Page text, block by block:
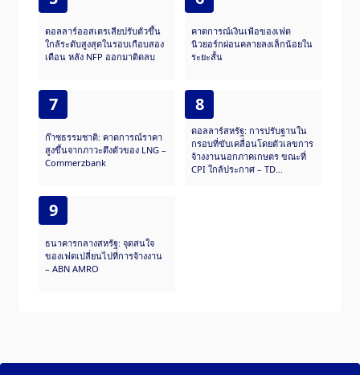
ดอลลาร์ออสเตรเลียปรับตัวขึ้น
ใกล้ระดับสูงสุดในรอบเกือบสอง
เดือน หลัง NFP ออกมาติดลบ
คาดการณ์เงินเฟ้อของเฟด
นิวยอร์กผ่อนคลายลงเล็กน้อยใน
ระยะสั้น
7
ก๊าซธรรมชาติ: คาดการณ์ราคา
สูงขึ้นจากภาวะตึงตัวของ LNG –
Commerzbank
8
ดอลลาร์สหรัฐ: การปรับฐานใน
กรอบที่ขับเคลื่อนโดยตัวเลขการ
จ้างงานนอกภาคเกษตร ขณะที่
CPI ใกล้ประกาศ – TD
9
ธนาคารกลางสหรัฐ: จุดสนใจ
ของเฟดเปลี่ยนไปที่การจ้างงาน
– ABN AMRO